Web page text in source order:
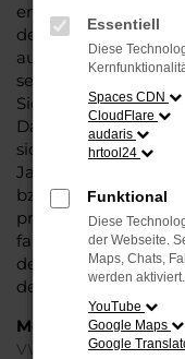
empfehlen wir
des Herstellers VW.
aus mehr als 80
setzen auf VW für
Sie in ein rundum
Dabei spielt noch
sich für einen
Jahreswagen
bzw. eine
profitieren Sie von
fahren Ihren VW in
der Kompaktklasse
der vielen
Modelle
VW Golf Berlin
Essentiell
Diese
Spaces CDN
CloudFlare
audaris
hrtool24
Funktional
Diese
der Webseite.
Maps, Chats,
werden aktiviert.
YouTube
Google Maps
Google